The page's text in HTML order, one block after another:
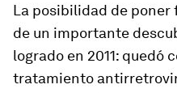
La posibilidad de poner
de un importante
logrado en 2011: quedó
tratamiento